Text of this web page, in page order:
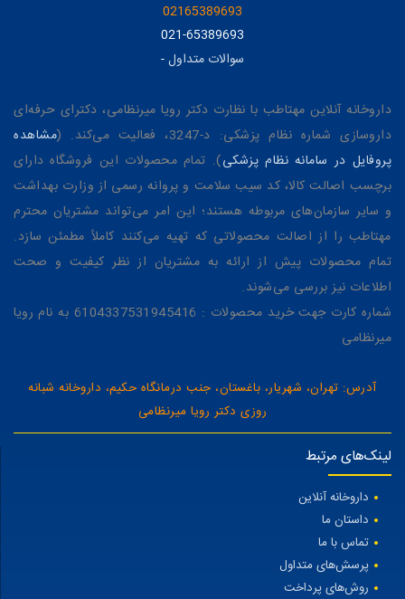
02165389693
021-65389693
سوالات متداول-
داروخانه آنلاین مهتاطب با نظارت دکتر رویا میرنظامی، دکترای حرفه‌ای
داروسازی شماره نظام پزشکی: د-3247، فعالیت می‌کند. (
مشاهده
پروفایل در سامانه نظام پزشکی). تمام محصولات این فروشگاه دارای
برچسب اصالت کالا، کد سیب سلامت و پروانه رسمی از وزارت بهداشت
و سایر سازمان‌های مربوطه هستند؛ این امر می‌تواند مشتریان محترم
مهتاطب را از اصالت محصولاتی که تهیه می‌کنند کاملاً مطمئن سازد.
تمام محصولات پیش از ارائه به مشتریان از نظر کیفیت و صحت
اطلاعات نیز بررسی می‌شوند.
شماره کارت جهت خرید محصولات : 6104337531945416 به نام رویا
میرنظامی
آدرس: تهران، شهریار، باغستان، جنب درمانگاه حکیم، داروخانه شبانه
روزی دکتر رویا میرنظامی
لینک‌های مرتبط
داروخانه آنلاین
داستان ما
تماس با ما
پرسش‌های متداول
روش‌های پرداخت